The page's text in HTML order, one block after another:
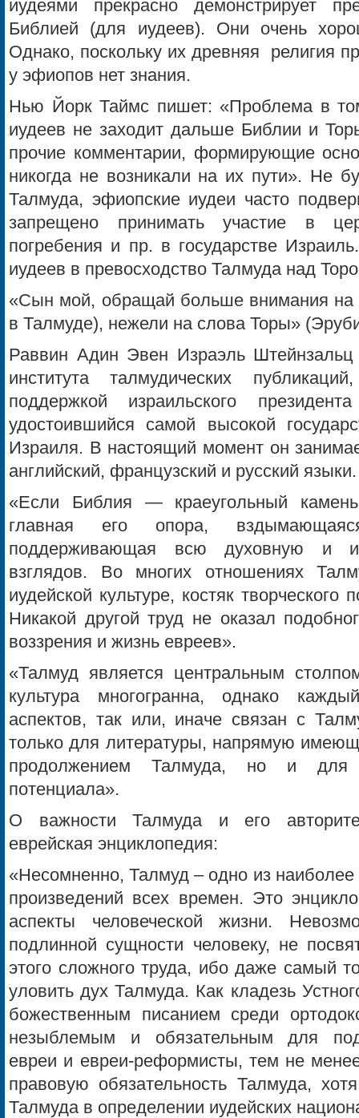
иудеями прекрасно демонстрирует
Библией (для иудеев). Они очень
Однако, поскольку их древняя религия
у эфиопов нет знания.
Нью Йорк Таймс пишет: «Проблема в
иудеев не заходит дальше Библии и
прочие комментарии, формирующие
никогда не возникали на их пути». Не
Талмуда, эфиопские иудеи часто
запрещено принимать участие в
погребения и пр. в государстве
иудеев в превосходство Талмуда над
«Сын мой, обращай больше внимания на
в Талмуде), нежели на слова Торы»
Раввин Адин Эвен Израэль Штейнзальц
института талмудических
поддержкой израильского
удостоившийся самой высокой
Израиля. В настоящий момент он
английский, французский и русский
«Если Библия — краеугольный
главная его опора,
поддерживающая всю духовную и
взглядов. Во многих отношениях
иудейской культуре, костяк
Никакой другой труд не оказал
воззрения и жизнь евреев».
«Талмуд является центральным
культура многогранна, однако
аспектов, так или, иначе связан с
только для литературы, напрямую
продолжением Талмуда, но и для
потенциала».
О важности Талмуда и его
еврейская энциклопедия:
«Несомненно, Талмуд – одно из
произведений всех времен. Это
аспекты человеческой жизни.
подлинной сущности человеку, не
этого сложного труда, ибо даже самый
уловить дух Талмуда. Как кладезь
божественным писанием среди
незыблемым и обязательным для
евреи и евреи-реформисты, тем не
правовую обязательность Талмуда,
Талмуда в определении иудейских